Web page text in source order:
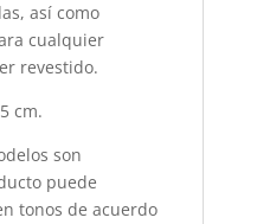
así como
cualquier
revestido.
cm.
son
puede
tonos de acuerdo